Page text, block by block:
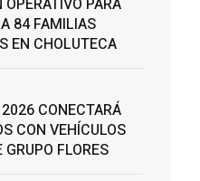
OPERATIVO PARA
84 FAMILIAS
EN CHOLUTECA
CONECTARÁ
CON VEHÍCULOS
GRUPO FLORES